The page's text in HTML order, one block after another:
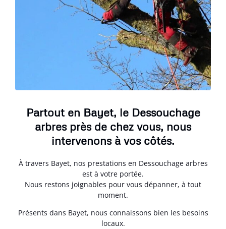
Partout en Bayet, le Dessouchage
arbres près de chez vous, nous
intervenons à vos côtés.
À travers Bayet, nos prestations en Dessouchage arbres
est à votre portée.
Nous restons joignables pour vous dépanner, à tout
moment.
Présents dans Bayet, nous connaissons bien les besoins
locaux.